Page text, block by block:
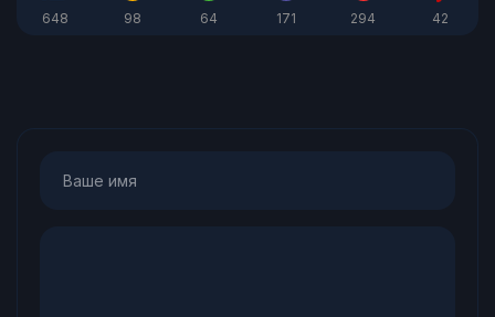
648 98 64 171 294 42